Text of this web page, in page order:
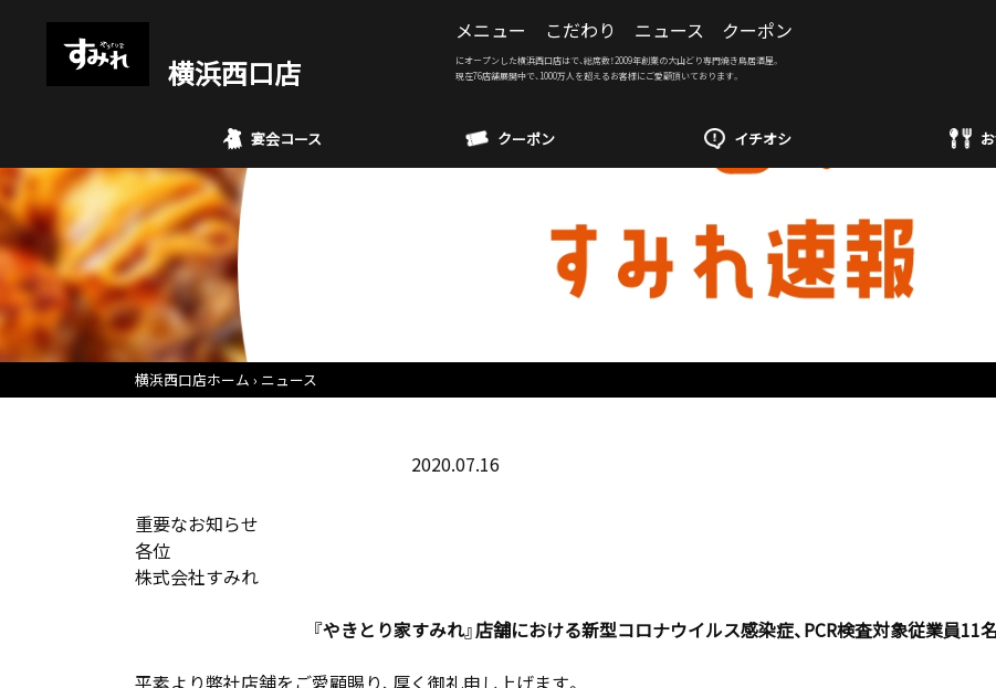
横浜西口店
メニュー こだわり ニュース クーポン
にオープンした横浜西口店はで、総席数！2009年創業の大山どり専門焼き鳥居酒屋。
現在76店舗展開中で、1000万人を超えるお客様にご愛顧頂いております。
宴会コース クーポン イチオシ
横浜西口店ホーム ニュース
2020.07.16
重要なお知らせ
各位
株式会社すみれ
『やきとり家すみれ』店舗における新型コロナウイルス感染症、PCR検査対象従業員11
平素より弊社店舗をご愛顧賜り、厚く御礼申し上げます。